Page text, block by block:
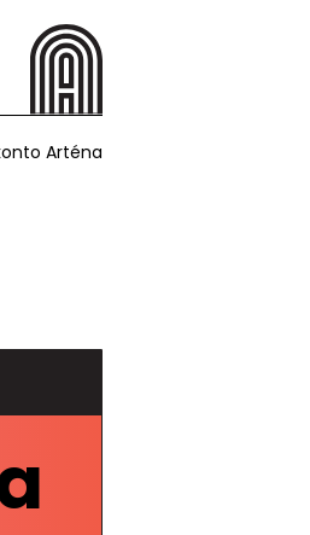
Arténa